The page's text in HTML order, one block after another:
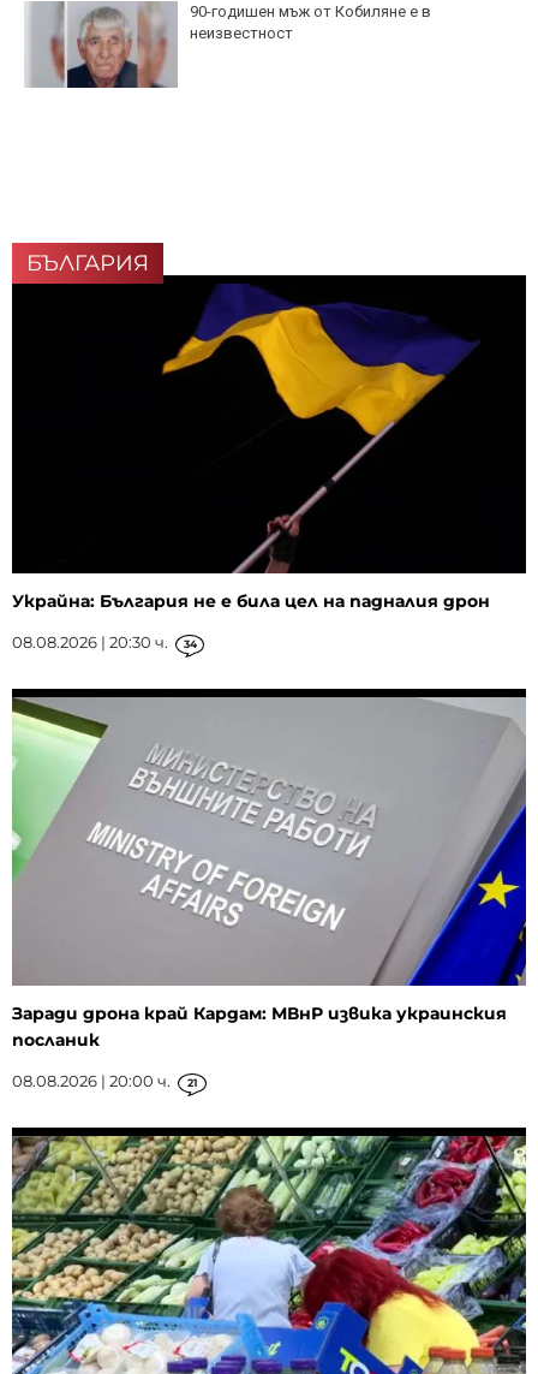
90-годишен мъж от Кобиляне е в
неизвестност
БЪЛГАРИЯ
Украйна: България не е била цел на падналия дрон
08.08.2026 | 20:30 ч. 34
Заради дрона край Кардам: МВнР извика украинския
посланик
08.08.2026 | 20:00 ч. 21